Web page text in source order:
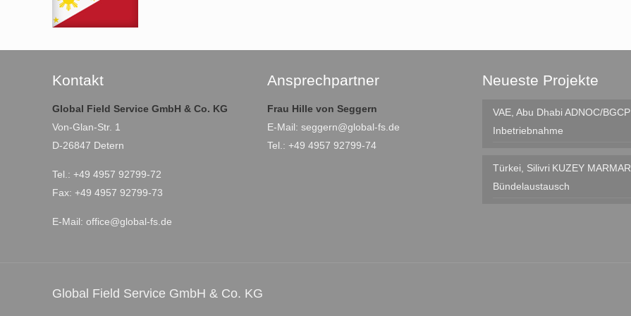
Kontakt
Global Field Service GmbH & Co. KG
Von-Glan-Str. 1
D-26847 Detern
Tel.: +49 4957 92799-72
Fax: +49 4957 92799-73
E-Mail:office@global-fs.de
Ansprechpartner
Frau Hille von Seggern
E-Mail:seggern@global-fs.de
Tel.: +49 4957 92799-74
Neueste Projekte
VAE, Abu Dhabi ADNOC/
Inbetriebnahme
Türkei, Silivri KUZEY
Bündelaustausch
Global Field Service GmbH & Co. KG